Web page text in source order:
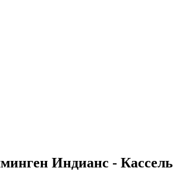
Индианс - Кассель